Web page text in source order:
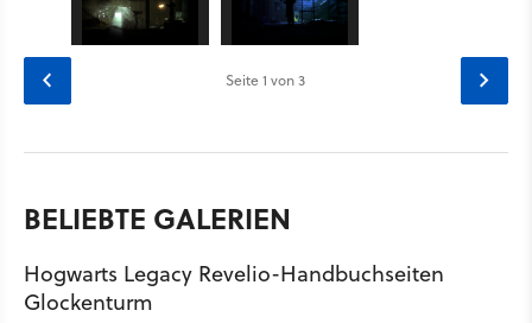
Seite1 von 3
BELIEBTE GALERIEN
Hogwarts Legacy Revelio-Handbuchseiten
Glockenturm